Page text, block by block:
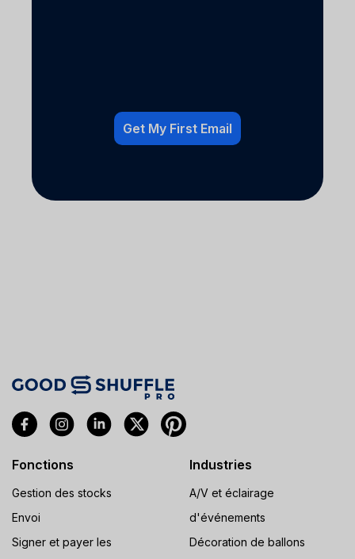
Fonctions
Gestion des stocks
Envoi
Signer et payer les
Industries
A/V et éclairage
d'événements
Décoration de ballons